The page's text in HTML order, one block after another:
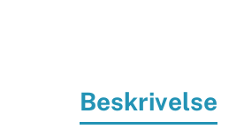
Beskrivelse